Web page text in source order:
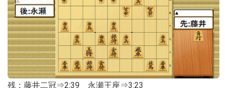
残：藤井二冠⇒2:39 永瀬王座⇒3:23